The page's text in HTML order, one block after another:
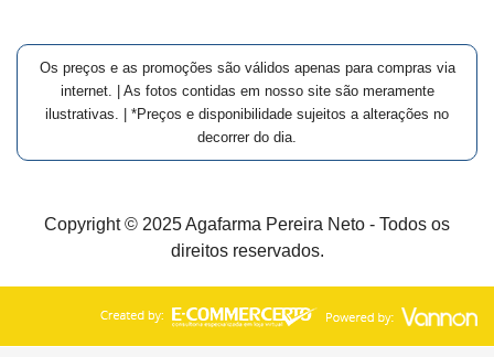
Os preços e as promoções são válidos apenas para compras via
internet. | As fotos contidas em nosso site são meramente
ilustrativas. | *Preços e disponibilidade sujeitos a alterações no
decorrer do dia.
Copyright © 2025 Agafarma Pereira Neto - Todos os
direitos reservados.